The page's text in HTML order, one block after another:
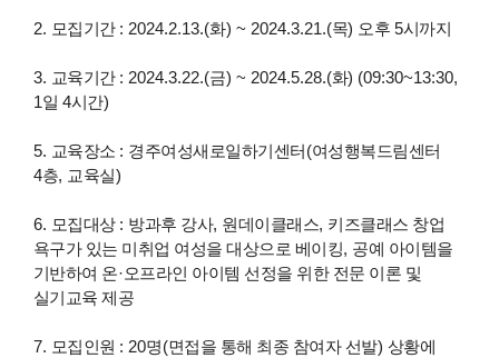
2. 모집기간 : 2024.2.13.(화) ~ 2024.3.21.(목) 오후 5시까지
3. 교육기간 : 2024.3.22.(금) ~ 2024.5.28.(화) (09:30~13:30,
1일 4시간)
5. 교육장소 : 경주여성새로일하기센터 (여성행복드림센터
4층, 교육실)
6. 모집대상 : 방과후 강사, 원데이클래스, 키즈클래스 창업
욕구가 있는 미취업 여성을 대상으로 베이킹, 공예 아이템을
기반하여 온·오프라인 아이템 선정을 위한 전문 이론 및
실기교육 제공
7. 모집인원 : 20명(면접을 통해 최종 참여자 선발) 상황에